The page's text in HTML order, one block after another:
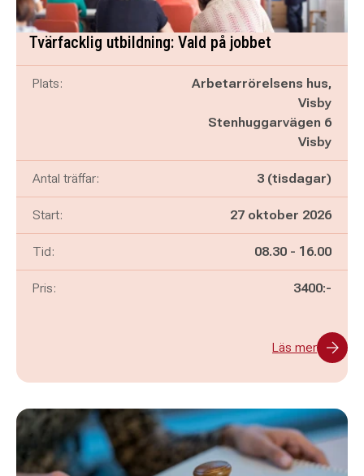
Tvärfacklig utbildning: Vald på jobbet
Plats:
Arbetarrörelsens hus,
Visby
Stenhuggarvägen 6
Visby
Antal träffar: 3 (tisdagar)
Start: 27 oktober 2026
Tid: Pågår mellan
08.30 - och
16.00
Pris: 3400:-
Läs mer